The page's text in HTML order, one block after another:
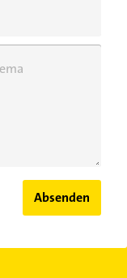
Absenden